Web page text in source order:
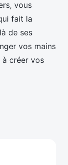
vous
fait la
de ses
vos mains
à créer vos